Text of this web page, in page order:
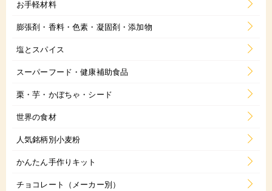
お手軽材料
膨張剤・香料・色素・凝固剤・添加物
塩とスパイス
スーパーフード・健康補助食品
栗・芋・かぼちゃ・シード
世界の食材
人気銘柄別小麦粉
かんたん手作りキット
チョコレート（メーカー別）